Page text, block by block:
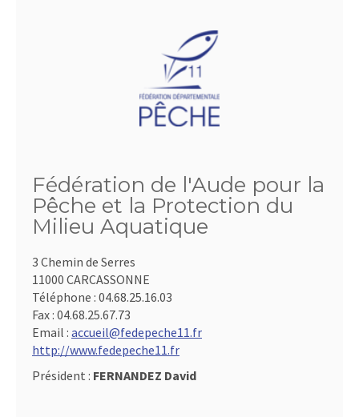
Fédération de l'Aude pour la
Pêche et la Protection du
Milieu Aquatique
3 Chemin de Serres
11000 CARCASSONNE
Téléphone : 04.68.25.16.03
Fax : 04.68.25.67.73
Email : accueil@fedepeche11.fr
http://www.fedepeche11.fr
Président : FERNANDEZ David